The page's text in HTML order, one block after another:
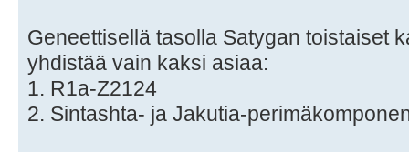
Geneettisellä tasolla Satygan toistaiset
yhdistää vain kaksi asiaa:
1. R1a-Z2124
2. Sintashta- ja Jakutia-